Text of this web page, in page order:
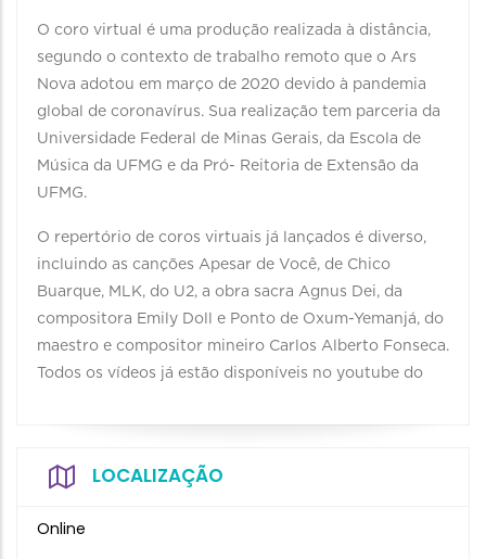
O coro virtual é uma produção realizada à distância,
segundo o contexto de trabalho remoto que o Ars
Nova adotou em março de 2020 devido à pandemia
global de coronavírus. Sua realização tem parceria da
Universidade Federal de Minas Gerais, da Escola de
Música da UFMG e da Pró- Reitoria de Extensão da
UFMG.
O repertório de coros virtuais já lançados é diverso,
incluindo as canções Apesar de Você, de Chico
Buarque, MLK, do U2, a obra sacra Agnus Dei, da
compositora Emily Doll e Ponto de Oxum-Yemanjá, do
maestro e compositor mineiro Carlos Alberto Fonseca.
Todos os vídeos já estão disponíveis no youtube do
LOCALIZAÇÃO
Online